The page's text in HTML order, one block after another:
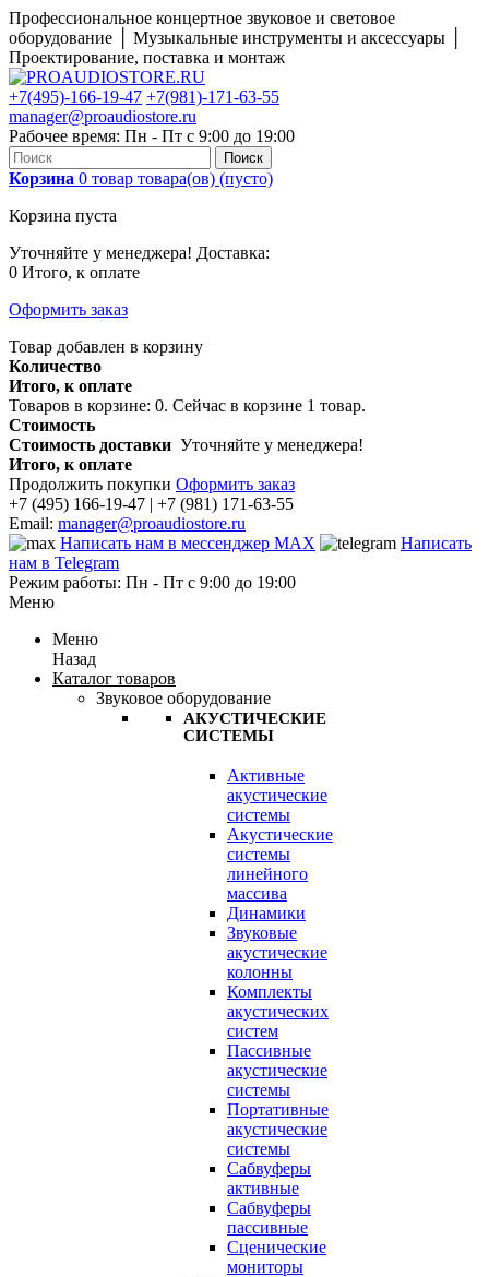
Профессиональное концертное звуковое и световое
оборудование │ Музыкальные инструменты и аксессуары │
Проектирование, поставка и монтаж
+7(495)-166-19-47 +7(981)-171-63-55
manager@proaudiostore.ru
Рабочее время: Пн - Пт с 9:00 до 19:00
Поиск
Корзина 0 товар товара(ов) (пусто)
Корзина пуста
Уточняйте у менеджера! Доставка:
0 Итого, к оплате
Оформить заказ
Товар добавлен в корзину
Количество
Итого, к оплате
Товаров в корзине: 0. Сейчас в корзине 1 товар.
Стоимость
Стоимость доставки Уточняйте у менеджера!
Итого, к оплате
Продолжить покупки Оформить заказ
+7 (495) 166-19-47 | +7 (981) 171-63-55
Email: manager@proaudiostore.ru
Написать нам в мессенджер MAX
Написать
нам в Telegram
Режим работы: Пн - Пт с 9:00 до 19:00
Меню
Меню
Назад
Каталог товаров
Звуковое оборудование
АКУСТИЧЕСКИЕ
СИСТЕМЫ
Активные
акустические
системы
Акустические
системы
линейного
массива
Динамики
Звуковые
акустические
колонны
Комплекты
акустических
систем
Пассивные
акустические
системы
Портативные
акустические
системы
Сабвуферы
активные
Сабвуферы
пассивные
Сценические
мониторы